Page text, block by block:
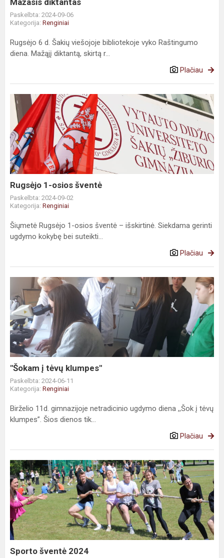
Mažasis diktantas
Paskelbta: 2024-09-06
Kategorija: Renginiai
Rugsėjo 6 d. Šakių viešojoje bibliotekoje vyko Raštingumo
diena. Mažąjį diktantą, skirtą r...
Plačiau
Rugsėjo 1-osios šventė
Paskelbta: 2024-09-02
Kategorija: Renginiai
Šiųmetė Rugsėjo 1-osios šventė – išskirtinė. Siekdama gerinti
ugdymo kokybę bei suteikti...
Plačiau
"Šokam į tėvų klumpes"
Paskelbta: 2024-06-11
Kategorija: Renginiai
Birželio 11d. gimnazijoje netradicinio ugdymo diena ,,Šok į tėvų
klumpes”. Šios dienos tik...
Plačiau
Sporto šventė 2024